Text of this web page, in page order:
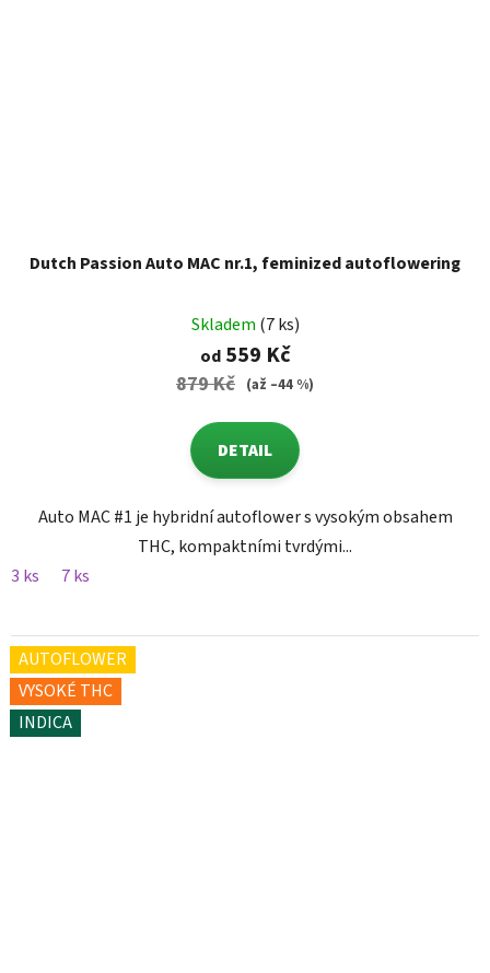
Dutch Passion Auto MAC nr.1, feminized autoflowering
Skladem (7 ks)
od559 Kč
879 Kč (až –44 %)
DETAIL
Auto MAC #1 je hybridní autoflower s vysokým obsahem
THC, kompaktními tvrdými...
3 ks
7 ks
AUTOFLOWER
VYSOKÉ THC
INDICA